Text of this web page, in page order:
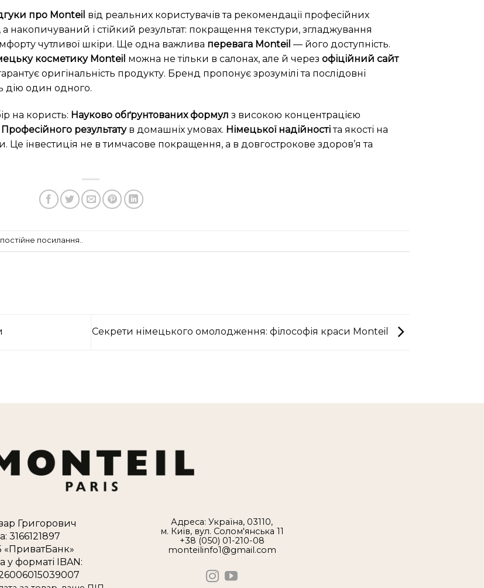
про Monteil від реальних користувачів та рекомендації професійних
накопичуваний і стійкий результат: покращення текстури, згладжування
чутливої шкіри. Ще одна важлива перевага Monteil — його доступність.
косметику Monteil можна не тільки в салонах, але й через офіційний сайт
оригінальність продукту. Бренд пропонує зрозумілі та послідовні
дію один одного.
на користь: Науково обґрунтованих формул з високою концентрацією
Професійного результатув домашніх умовах. Німецької надійностіта якості на
інвестиція не в тимчасове покращення, а в довгострокове здоров’я та
постійне посилання..
Секрети німецького омолодження: філософія краси Monteil
Григорович
3166121897
«ПриватБанк»
у форматі IBAN:
Адреса: Україна, 03110,
м. Київ, вул. Солом'янська 11
+38 (050) 01-210-08
monteilinfo1@gmail.com